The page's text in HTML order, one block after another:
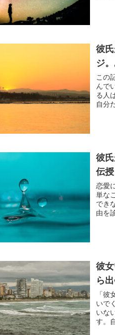
彼
ジ
この
んで
る人
自分
彼
伝授
恋愛
単な
でき
由を
彼
ら
「
いで
いな
す。